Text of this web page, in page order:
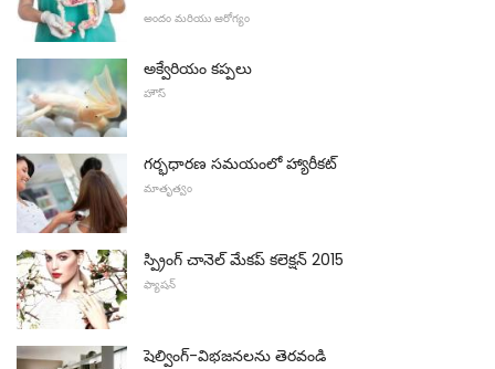
అందం మరియు ఆరోగ్యం
అక్వేరియం కప్పలు
హౌస్
గర్భధారణ సమయంలో హ్యారీకట్
మాతృత్వం
స్ప్రింగ్ చానెల్ మేకప్ కలెక్షన్ 2015
ఫ్యాషన్
షెల్వింగ్-విభజనలను తెరవండి